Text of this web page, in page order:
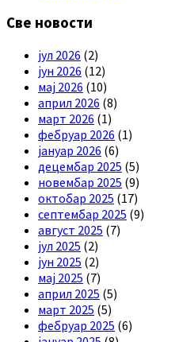
Све новости
јул 2026 (2)
јун 2026 (12)
мај 2026 (10)
април 2026 (8)
март 2026 (1)
фебруар 2026 (1)
јануар 2026 (6)
децембар 2025 (5)
новембар 2025 (9)
октобар 2025 (17)
септембар 2025 (9)
август 2025 (7)
јул 2025 (2)
јун 2025 (2)
мај 2025 (7)
април 2025 (5)
март 2025 (5)
фебруар 2025 (6)